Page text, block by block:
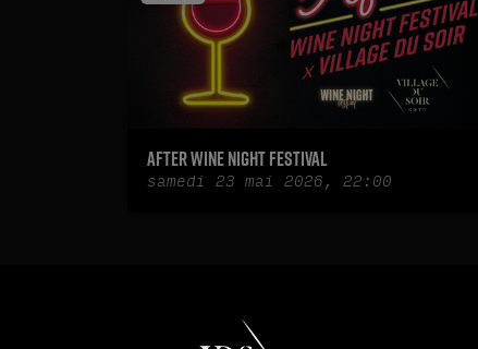
After Wine Night Festival
samedi 23 mai 2026, 22:00